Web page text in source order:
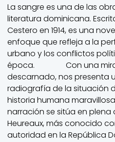
La sangre es una de las
literatura dominicana.
Cestero en 1914, es una
enfoque que refleja a la
urbano y los conflictos
época. Con una
descarnado, nos presenta
radiografía de la situación
historia humana
narración se sitúa en plena
Heureaux, más conocido
autoridad en la República